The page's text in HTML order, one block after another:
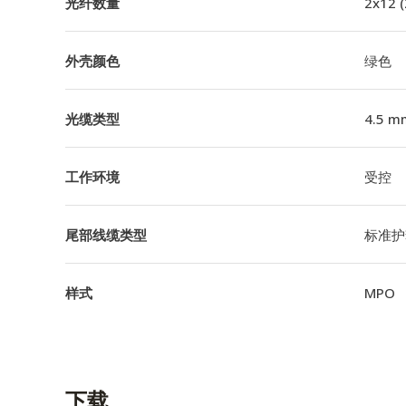
外壳颜色 绿色
光缆类型 4.5
工作环境 受控
尾部线缆类型 标准
样式 MPO